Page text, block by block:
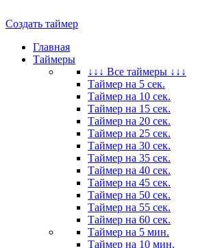
Создать таймер
Главная
Таймеры
↓↓↓ Все таймеры ↓↓↓
Таймер на 5 сек.
Таймер на 10 сек.
Таймер на 15 сек.
Таймер на 20 сек.
Таймер на 25 сек.
Таймер на 30 сек.
Таймер на 35 сек.
Таймер на 40 сек.
Таймер на 45 сек.
Таймер на 50 сек.
Таймер на 55 сек.
Таймер на 60 сек.
Таймер на 5 мин.
Таймер на 10 мин.